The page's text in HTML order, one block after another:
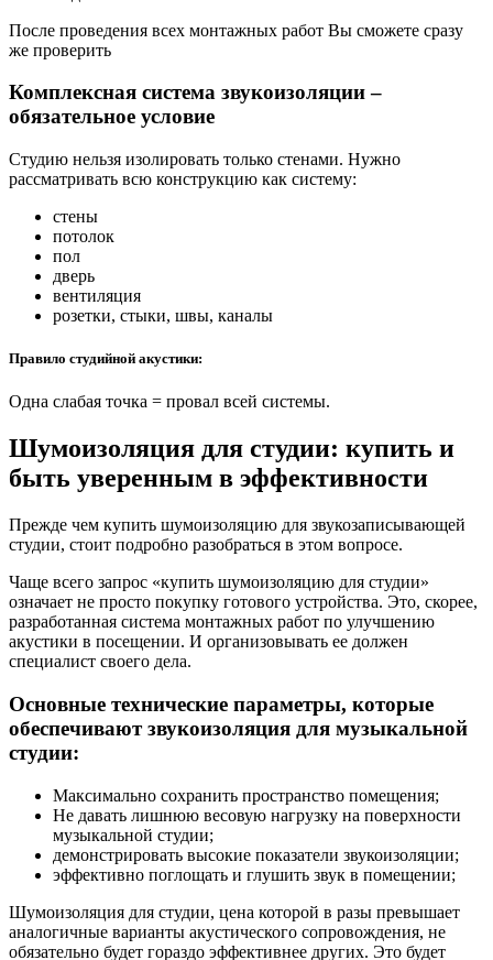
После проведения всех монтажных работ Вы сможете сразу
же проверить
Комплексная система звукоизоляции –
обязательное условие
Студию нельзя изолировать только стенами. Нужно
рассматривать всю конструкцию как систему:
стены
потолок
пол
дверь
вентиляция
розетки, стыки, швы, каналы
Правило студийной акустики:
Одна слабая точка = провал всей системы.
Шумоизоляция для студии: купить и
быть уверенным в эффективности
Прежде чем купить шумоизоляцию для звукозаписывающей
студии, стоит подробно разобраться в этом вопросе.
Чаще всего запрос «купить шумоизоляцию для студии»
означает не просто покупку готового устройства. Это, скорее,
разработанная система монтажных работ по улучшению
акустики в посещении. И организовывать ее должен
специалист своего дела.
Основные технические параметры, которые
обеспечивают звукоизоляция для музыкальной
студии:
Максимально сохранить пространство помещения;
Не давать лишнюю весовую нагрузку на поверхности
музыкальной студии;
демонстрировать высокие показатели звукоизоляции;
эффективно поглощать и глушить звук в помещении;
Шумоизоляция для студии, цена которой в разы превышает
аналогичные варианты акустического сопровождения, не
обязательно будет гораздо эффективнее других. Это будет